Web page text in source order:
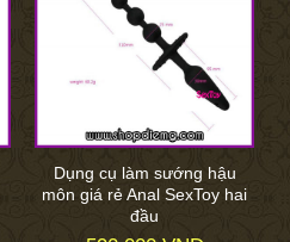
Dụng cụ làm sướng hậu
môn giá rẻ Anal SexToy hai
đầu